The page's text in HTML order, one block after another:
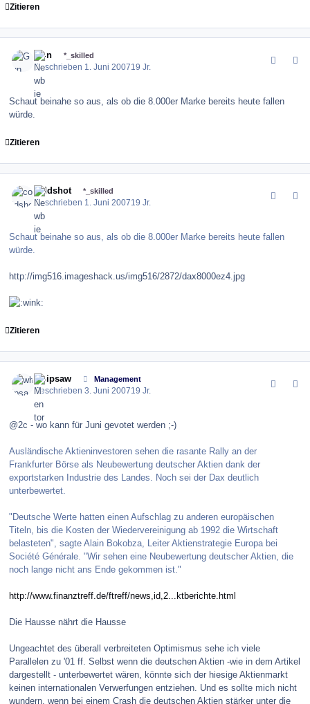
Zitieren
Gun *_skilled
Geschrieben 1. Juni 200719 Jr.
Schaut beinahe so aus, als ob die 8.000er Marke bereits heute fallen
würde.
Zitieren
coldshot *_skilled
Geschrieben 1. Juni 200719 Jr.
Schaut beinahe so aus, als ob die 8.000er Marke bereits heute fallen
würde.
http://img516.imageshack.us/img516/2872/dax8000ez4.jpg
Zitieren
whipsaw Management
Geschrieben3. Juni 200719 Jr.
@2c - wo kann für Juni gevotet werden ;-)
Ausländische Aktieninvestoren sehen die rasante Rally an der
Frankfurter Börse als Neubewertung deutscher Aktien dank der
exportstarken Industrie des Landes. Noch sei der Dax deutlich
unterbewertet.
"Deutsche Werte hatten einen Aufschlag zu anderen europäischen
Titeln, bis die Kosten der Wiedervereinigung ab 1992 die Wirtschaft
belasteten", sagte Alain Bokobza, Leiter Aktienstrategie Europa bei
Société Générale. "Wir sehen eine Neubewertung deutscher Aktien, die
noch lange nicht ans Ende gekommen ist."
http://www.finanztreff.de/ftreff/news,id,2...ktberichte.html
Die Hausse nährt die Hausse
Ungeachtet des überall verbreiteten Optimismus sehe ich viele
Parallelen zu '01 ff. Selbst wenn die deutschen Aktien -wie in dem Artikel
dargestellt - unterbewertet wären, könnte sich der hiesige Aktienmarkt
keinen internationalen Verwerfungen entziehen. Und es sollte mich nicht
wundern, wenn bei einem Crash die deutschen Aktien stärker unter die